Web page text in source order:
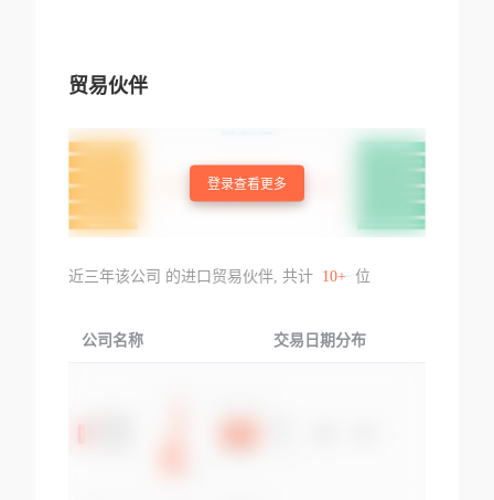
贸易伙伴
登录查看更多
近三年该公司 的进口贸易伙伴, 共计 10+ 位
公司名称 交易日期分布